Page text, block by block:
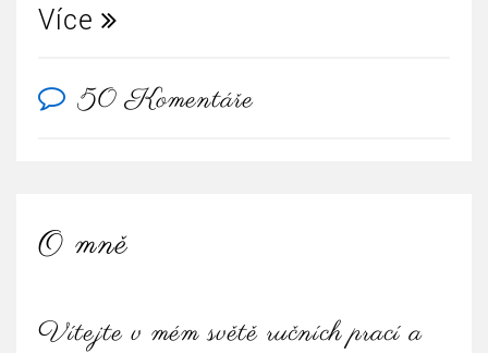
Více
50 Komentáře
O mně
Vítejte v mém světě ručních prací a